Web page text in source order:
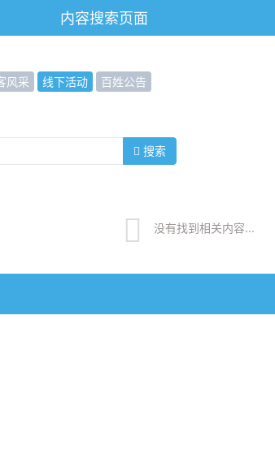
内容搜索页面
风采 线下活动 百姓公告
搜索
没有找到相关内容...